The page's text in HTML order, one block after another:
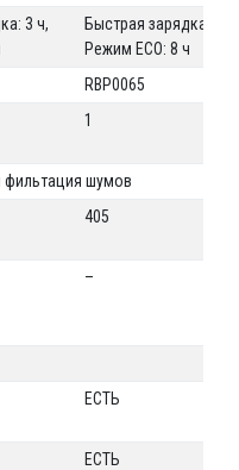
3 ч,
Быстрая зарядка: 3 ч,
Режим ECO: 8 ч
RBP0065
1
фильтация шумов
405
–
ЕСТЬ
ЕСТЬ